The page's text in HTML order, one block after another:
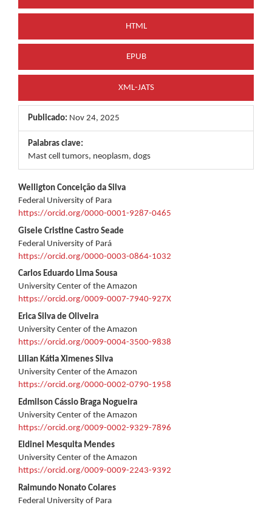
HTML
EPUB
XML-JATS
Publicado: Nov 24, 2025
Palabras clave:
Mast cell tumors, neoplasm, dogs
Contenido
principal
del
artículo
Welligton Conceição da Silva
Federal University of Para
https://orcid.org/0000-0001-9287-0465
Gisele Cristine Castro Seade
Federal University of Pará
https://orcid.org/0000-0003-0864-1032
Carlos Eduardo Lima Sousa
University Center of the Amazon
https://orcid.org/0009-0007-7940-927X
Erica Silva de Oliveira
University Center of the Amazon
https://orcid.org/0009-0004-3500-9838
Lilian Kátia Ximenes Silva
University Center of the Amazon
https://orcid.org/0000-0002-0790-1958
Edmilson Cássio Braga Nogueira
University Center of the Amazon
https://orcid.org/0009-0002-9329-7896
Eldinei Mesquita Mendes
University Center of the Amazon
https://orcid.org/0009-0009-2243-9392
Raimundo Nonato Colares
Federal University of Para